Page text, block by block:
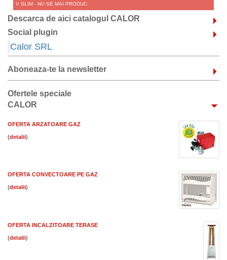
V SLIM - NU SE MAI PRODUC.
Descarca de aici catalogul CALOR
Social plugin
Calor SRL
Aboneaza-te la newsletter
Ofertele speciale
CALOR
OFERTA ARZATOARE GAZ
( )
OFERTA CONVECTOARE PE GAZ
( )
OFERTA INCALZITOARE TERASE
( )